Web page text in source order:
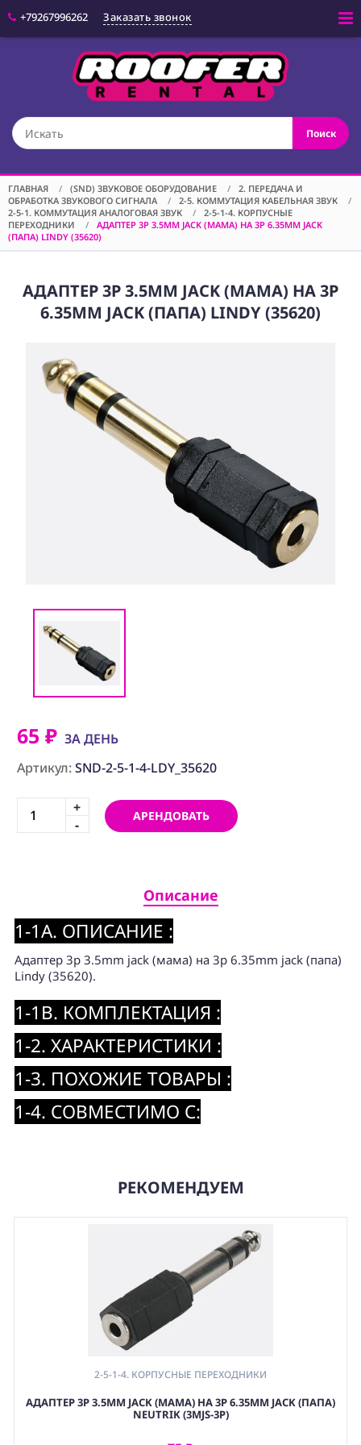
+79267996262 Заказать звонок
Поиск
(OPT) ОПТИКА
ОБОРУДОВАНИЕ
(LGT) СВЕТОВОЕ
ОБОРУДОВАНИЕ
(SPF)
(STD) СТОЙКИ
(GRP) КРЕПЕЖ
ОБОРУДОВАНИЕ
(CMM) СВЯЗЬ И
TIMECODE
ЭЛЕКТРОПИТАНИЕ
(FRN) МЕБЕЛЬ И
ТЕНТЫ
(CNS) РАСХОДНЫЕ
ОБЕСПЕЧЕНИЕ
Постпродакшн
нас
Контакты
ГЛАВНАЯ / (SND) ЗВУКОВОЕ ОБОРУДОВАНИЕ /
2. ПЕРЕДАЧА И
ОБРАБОТКА ЗВУКОВОГО СИГНАЛА
/ 2-5. КОММУТАЦИЯ КАБЕЛЬНАЯ ЗВУК
/
2-5-1. КОММУТАЦИЯ АНАЛОГОВАЯ ЗВУК
/
2-5-1-4. КОРПУСНЫЕ
ПЕРЕХОДНИКИ
/
АДАПТЕР 3P 3.5MM JACK (МАМА) НА 3P 6.35MM JACK
(ПАПА) LINDY (35620)
АДАПТЕР 3P 3.5MM JACK (МАМА) НА 3P
6.35MM JACK (ПАПА) LINDY (35620)
65 ₽ ЗА ДЕНЬ
Артикул: SND-2-5-1-4-LDY_35620
+
-
АРЕНДОВАТЬ
Описание
1-1A. ОПИСАНИЕ :
Адаптер 3p 3.5mm jack (мама) на 3p 6.35mm jack (папа)
Lindy (35620).
1-1B. КОМПЛЕКТАЦИЯ :
1-2. ХАРАКТЕРИСТИКИ :
1-3. ПОХОЖИЕ ТОВАРЫ :
1-4. СОВМЕСТИМО С:
РЕКОМЕНДУЕМ
2-5-1-4. КОРПУСНЫЕ ПЕРЕХОДНИКИ
АДАПТЕР 3P 3.5MM JACK (МАМА) НА 3P 6.35MM JACK (ПАПА)
NEUTRIK (3MJS-3P)